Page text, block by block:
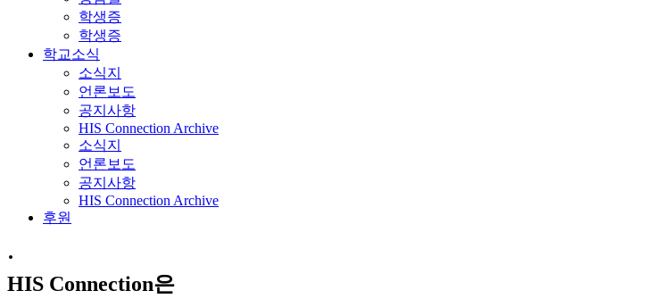
학생증
학생증
학교소식
소식지
언론보도
공지사항
HIS Connection Archive
소식지
언론보도
공지사항
HIS Connection Archive
후원
·
HIS Connection은